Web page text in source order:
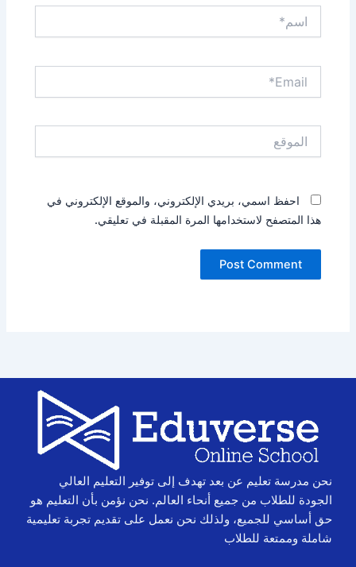
احفظ اسمي، بريدي الإلكتروني، والموقع الإلكتروني في
هذا المتصفح لاستخدامها المرة المقبلة في تعليقي.
نحن مدرسة تعليم عن بعد تهدف إلى توفير التعليم العالي
الجودة للطلاب من جميع أنحاء العالم. نحن نؤمن بأن التعليم هو
حق أساسي للجميع، ولذلك نحن نعمل على تقديم تجربة تعليمية
شاملة وممتعة للطلاب